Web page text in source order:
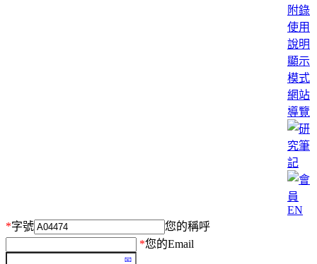
附錄
使用
說明
顯示
模式
網站
導覽
EN
*字號
您的稱呼
*您的Email